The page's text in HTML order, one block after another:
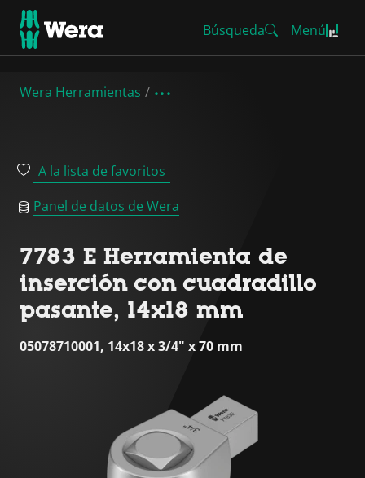
Búsqueda Menú
Wera Herramientas
A la lista de favoritos
Panel de datos de Wera
7783 E Herramienta de
inserción con cuadradillo
pasante, 14x18 mm
05078710001, 14x18 x 3/4" x 70 mm